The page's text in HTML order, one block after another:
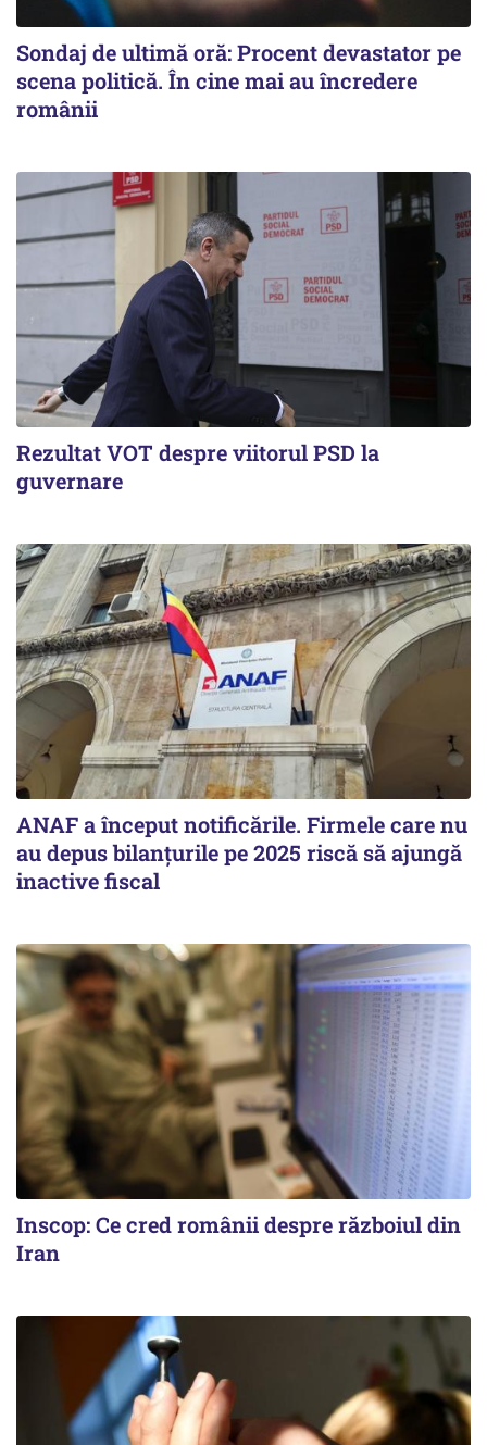
Sondaj de ultimă oră: Procent devastator pe
scena politică. În cine mai au încredere
românii
Rezultat VOT despre viitorul PSD la
guvernare
ANAF a început notificările. Firmele care nu
au depus bilanțurile pe 2025 riscă să ajungă
inactive fiscal
Inscop: Ce cred românii despre războiul din
Iran